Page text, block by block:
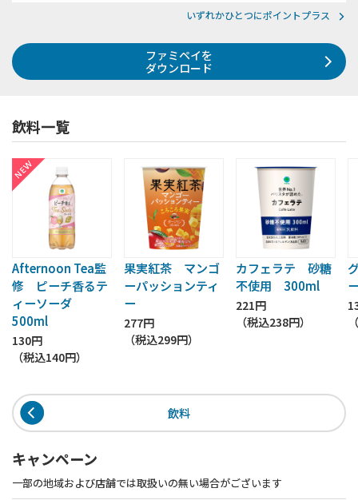
いずれかひとつにポイントプラス
ファミペイを
ダウンロード
飲料一覧
Afternoon Tea監
修 ピーチ香るテ
ィーソーダ
500ml
130円
（税込140円）
果実紅茶 マンゴ
ーパッションティ
ー
277円
（税込299円）
カフェラテ 砂糖
不使用 300ml
221円
（税込238円）
飲料
キャンペーン
一部の地域および店舗では取扱いの無い場合がございます